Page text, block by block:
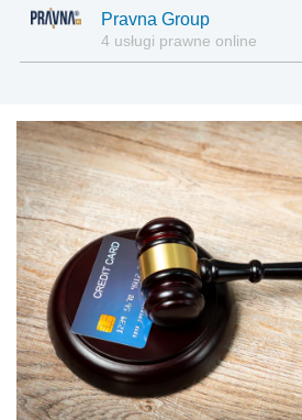
Pravna Group
4 usługi prawne online